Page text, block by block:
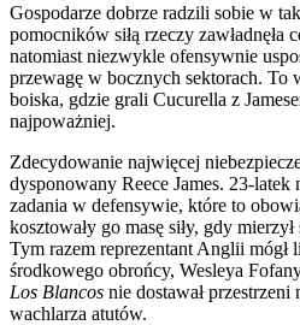
Gospodarze dobrze radzili sobie w
pomocników siłą rzeczy zawładnęła
natomiast niezwykle ofensywnie
przewagę w bocznych sektorach. To
boiska, gdzie grali Cucurella z
najpoważniej.
Zdecydowanie najwięcej
dysponowany Reece James. 23-latek
zadania w defensywie, które to
kosztowały go masę siły, gdy
Tym razem reprezentant Anglii mógł
środkowego obrońcy, Wesleya
Los Blancos nie dostawał przestrzeni
wachlarza atutów.